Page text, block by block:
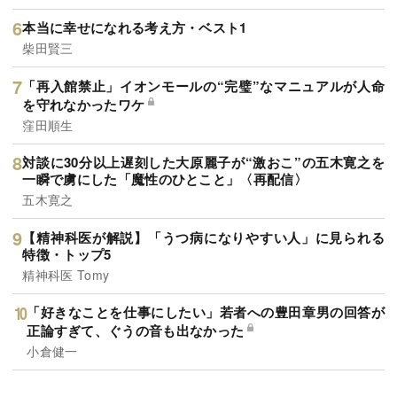
本当に幸せになれる考え方・ベスト1
柴田賢三
「再入館禁止」イオンモールの“完璧”なマニュアルが人命
を守れなかったワケ
窪田順生
対談に30分以上遅刻した大原麗子が“激おこ”の五木寛之を
一瞬で虜にした「魔性のひとこと」〈再配信〉
五木寛之
【精神科医が解説】「うつ病になりやすい人」に見られる
特徴・トップ5
精神科医 Tomy
「好きなことを仕事にしたい」若者への豊田章男の回答が
正論すぎて、ぐうの音も出なかった
小倉健一